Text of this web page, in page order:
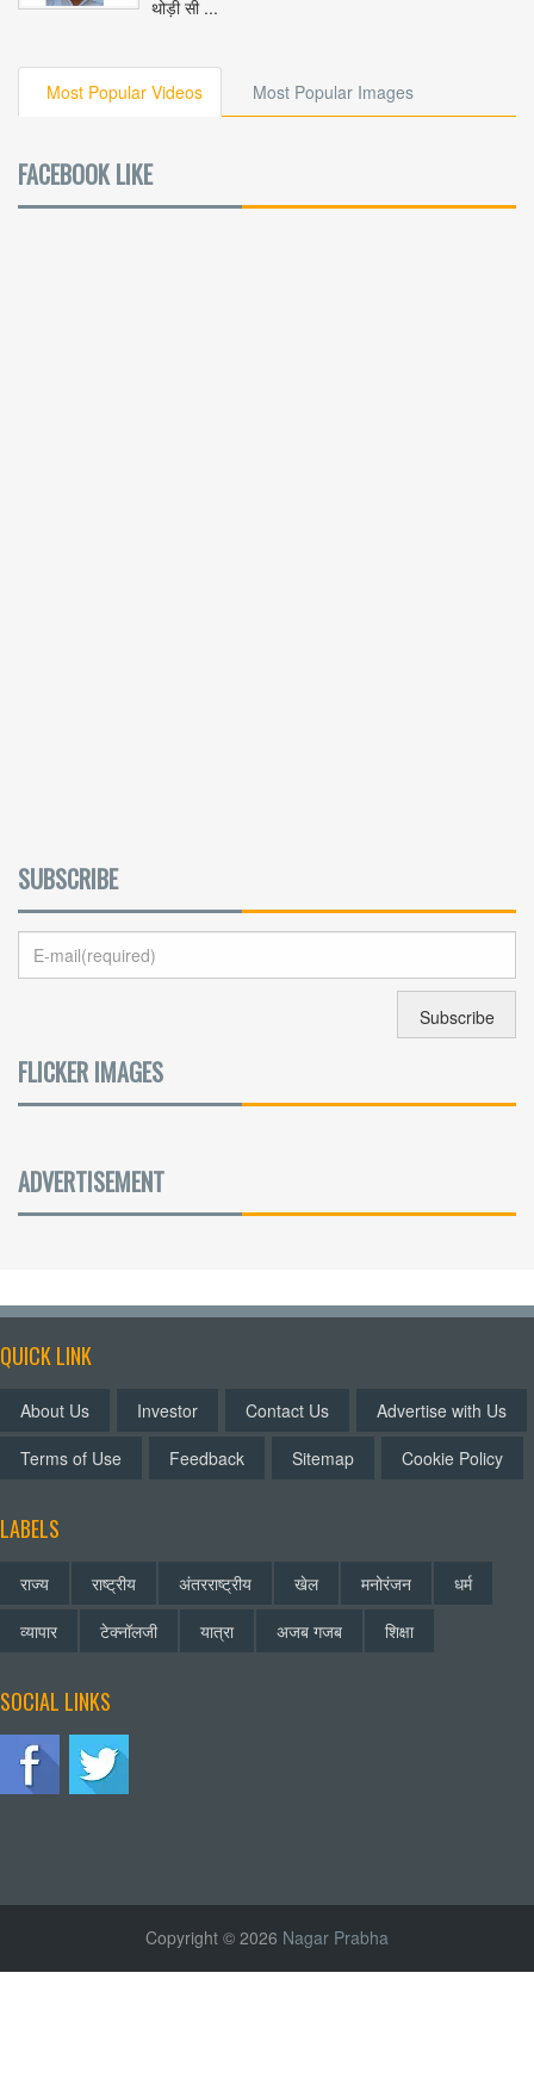
थोड़ी सी ...
Most Popular Videos Most Popular Images
FACEBOOK LIKE
SUBSCRIBE
FLICKER IMAGES
ADVERTISEMENT
QUICK LINK
About Us Investor Contact Us
Advertise with Us
Terms of Use
Feedback Sitemap Cookie Policy
LABELS
राज्य राष्ट्रीय अंतरराष्ट्रीय खेल मनोरंजन
धर्म
व्यापार
टेक्नॉलजी यात्रा अजब गजब शिक्षा
SOCIAL LINKS
Copyright © 2026 Nagar Prabha